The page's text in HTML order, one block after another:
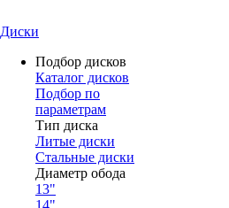
Диски
Подбор дисков
Каталог дисков
Подбор по
параметрам
Тип диска
Литые диски
Стальные диски
Диаметр обода
13"
14"